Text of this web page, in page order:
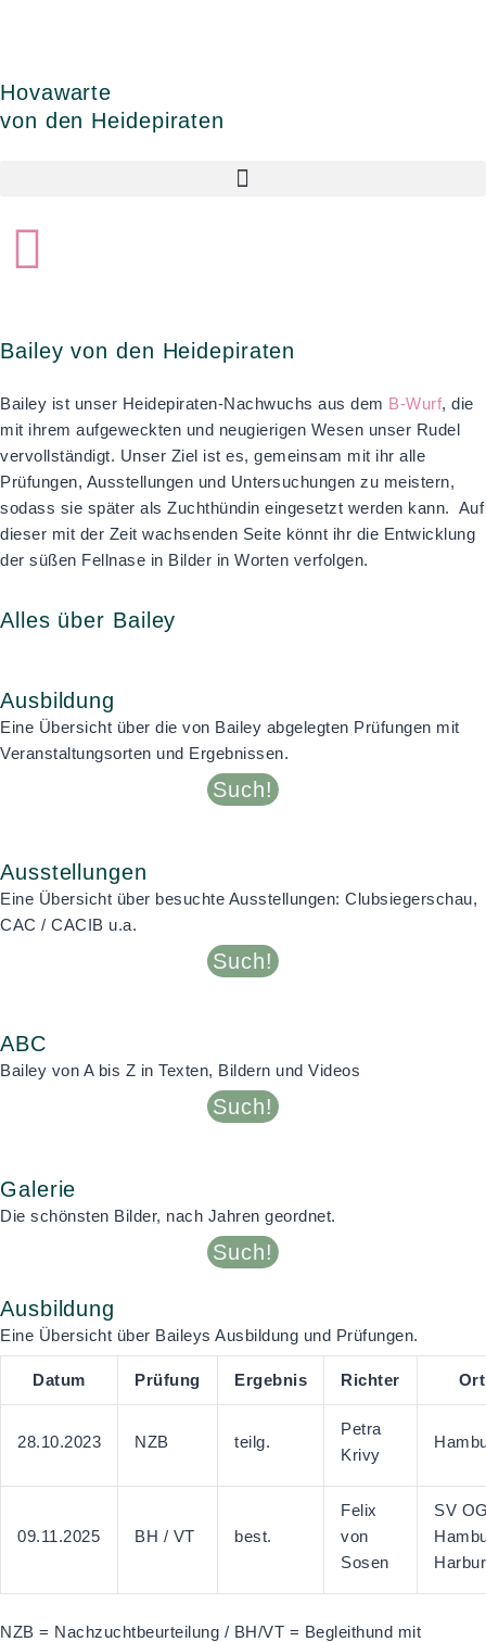
Hovawarte
von den Heidepiraten
Bailey von den Heidepiraten
Bailey ist unser Heidepiraten-Nachwuchs aus dem B-Wurf, die
mit ihrem aufgeweckten und neugierigen Wesen unser Rudel
vervollständigt. Unser Ziel ist es, gemeinsam mit ihr alle
Prüfungen, Ausstellungen und Untersuchungen zu meistern,
sodass sie später als Zuchthündin eingesetzt werden kann. Auf
dieser mit der Zeit wachsenden Seite könnt ihr die Entwicklung
der süßen Fellnase in Bilder in Worten verfolgen.
Alles über Bailey
Ausbildung
Eine Übersicht über die von Bailey abgelegten Prüfungen mit
Veranstaltungsorten und Ergebnissen.
Such!
Ausstellungen
Eine Übersicht über besuchte Ausstellungen: Clubsiegerschau,
CAC / CACIB u.a.
Such!
ABC
Bailey von A bis Z in Texten, Bildern und Videos
Such!
Galerie
Die schönsten Bilder, nach Jahren geordnet.
Such!
Ausbildung
Eine Übersicht über Baileys Ausbildung und Prüfungen.
Datum Prüfung Ergebnis Richter Ort
28.10.2023 NZB teilg.
Petra
Krivy
09.11.2025 BH / VT best.
Felix
von
Sosen
SV
NZB = Nachzuchtbeurteilung / BH/VT = Begleithund mit